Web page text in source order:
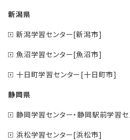
新潟県
新潟学習センター[新潟市]
魚沼学習センター[魚沼市]
十日町学習センター[十日町市]
静岡県
静岡学習センター・静岡駅前学習
浜松学習センター[浜松市]